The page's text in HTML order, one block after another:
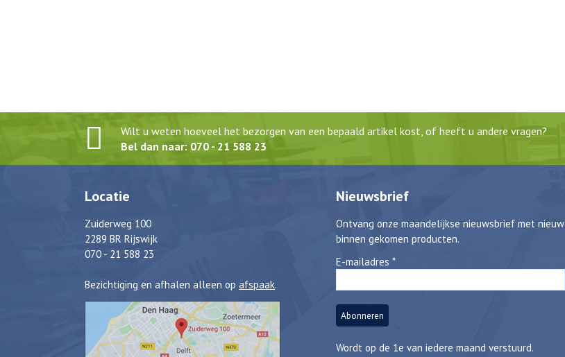
Wilt u weten hoeveel het bezorgen van een bepaald artikel kost, of heeft u andere vragen?
Bel dan naar: 070 - 21 588 23
Locatie
Zuiderweg 100
2289 BR Rijswijk
070 - 21 588 23
Bezichtiging en afhalen alleen op afspaak.
Nieuwsbrief
Ontvang onze maandelijkse nieuwsbrief met nieuw
binnen gekomen producten.
E-mailadres *
Wordt op de 1e van iedere maand verstuurd.